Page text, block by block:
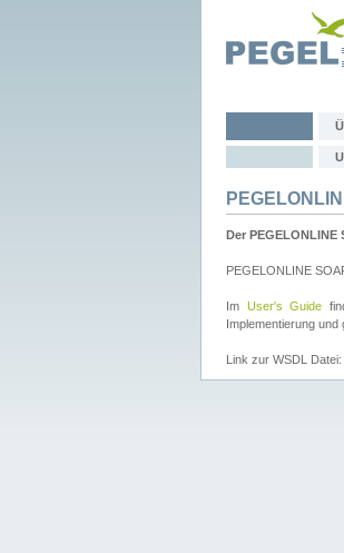
Der
PEGELONLINE
Im User's Guide
Implementierung und
Link zur WSDL Datei: